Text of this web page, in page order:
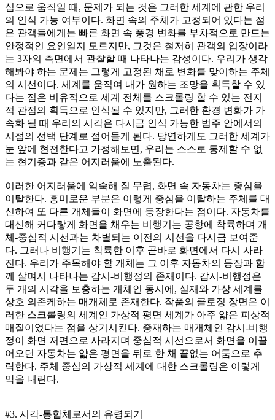
심으로 움직일 때, 문제가 되는 것은 그러한 세계에 관한 우리
의 인식 가능 여부이다. 화면 속의 주체가 고정되어 있다는 점
은 관객들에게는 빠른 화면 속 풍경 변화를 부차적으로 만드는
안정적인 요인일지 모르지만, 그것은 철저히 관객의 입장이라
는 3자의 측면에서 관찰할 때 나타나는 감성이다. 우리가 생각
해봐야 하는 문제는 그렇게 고정된 채로 변화를 맞이하는 주체
의 시선이다. 세계를 움직여 내가 원하는 조망을 획득할 수 있
다는 점은 비유적으로 세계 전체를 스크롤링 할 수 있는 전지
적 관점의 획득으로 인식될 수 있지만, 그러한 환경 변화가 가
속화 될 때 우리의 시각은 다시금 인식 가능한 범주 안에서의
시점의 선택 단계로 접어들게 된다. 당연하게도 그러한 세계가
눈 앞에 현전한다고 가정해보면, 우리는 스스로 통제할 수 없
는 현기증과 같은 어지러움에 노출된다.
이러한 어지러움에 익숙해 질 무렵, 화면 속 자동차는 중심을
이탈한다. 흥미로운 부분은 이렇게 중심을 이탈하는 주체를 대
신하여 또 다른 개체들이 화면에 등장한다는 점이다. 자동차를
대신해 커다랗게 화면을 채우는 비행기는 공항에 착륙하며 개
체-중심적 시선과는 차별되는 이전의 시선을 다시금 보여준
다. 그러나 비행기는 착륙한 이후 곧바로 화면에서 다시 사라
진다. 우리가 주목해야 할 개체는 그 이후 자동차의 등장과 함
께 살며시 나타나는 감시-비행정의 존재이다. 감시-비행정은
두 개의 시각을 보충하는 개체인 동시에, 실재와 가상 세계를
상호 의존케하는 매개체로 존재한다. 작품의 클로징 장면은 이
러한 스크롤링의 세계인 가상적 평면 세계가 아주 얇은 피상적
매질이었다는 점을 상기시킨다. 중재하는 매개체인 감시-비행
정이 화면 저편으로 사라지며 중심적 시선으로서 화면을 이끌
어오던 자동차는 얇은 평면을 뒤로 한 채 끝없는 어둠으로 추
락한다. 주체 중심의 가상적 세계에 대한 스크롤링은 이렇게
막을 내린다.
#3. 시각-통합체로서의 유령되기